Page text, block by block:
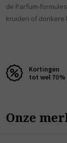
de Parfum-
kruiden of donkere
Kortingen
tot wel 70%
Onze